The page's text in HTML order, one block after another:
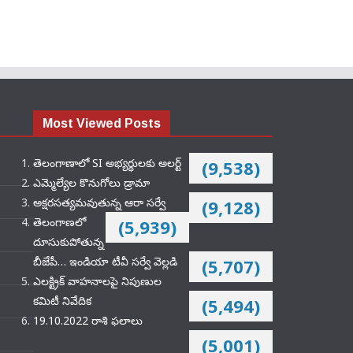
Most Viewed Posts
తెలంగాణాలో SI అభ్యర్థులకు అలర్ట్ (9,538)
ఎమ్మెల్యేల కొనుగోలు డ్రామా
(9,128)
అక్షరసత్యమవుతున్న ఆరా సర్వే
(5,939)
తెలంగాణలో
దూసుకుపోతున్న
బీజేపీ… ఇండియా టీవీ సర్వే వెల్లడి
(5,707)
ఎలక్ట్రిక్‌ వాహనాలపై నిపుణుల
కమిటీ నివేదిక
(5,494)
19.10.2022 రాశి ఫలాలు
(5,001)